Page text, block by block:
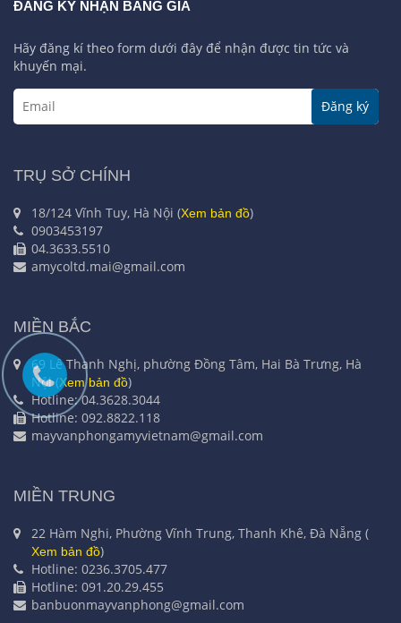
ĐĂNG KÝ NHẬN BẢNG GIÁ
Hãy đăng kí theo form dưới đây để nhận được tin tức và
khuyến mại.
Đăng ký
TRỤ SỞ CHÍNH
18/124 Vĩnh Tuy, Hà Nội (Xem bản đồ)
0903453197
04.3633.5510
amycoltd.mai@gmail.com
MIỀN BẮC
69 Lê Thanh Nghị, phường Đồng Tâm, Hai Bà Trưng, Hà
Nội (Xem bản đồ)
Hotline: 04.3628.3044
Hotline: 092.8822.118
mayvanphongamyvietnam@gmail.com
MIỀN TRUNG
22 Hàm Nghi, Phường Vĩnh Trung, Thanh Khê, Đà Nẵng (
Xem bản đồ)
Hotline: 0236.3705.477
Hotline: 091.20.29.455
banbuonmayvanphong@gmail.com